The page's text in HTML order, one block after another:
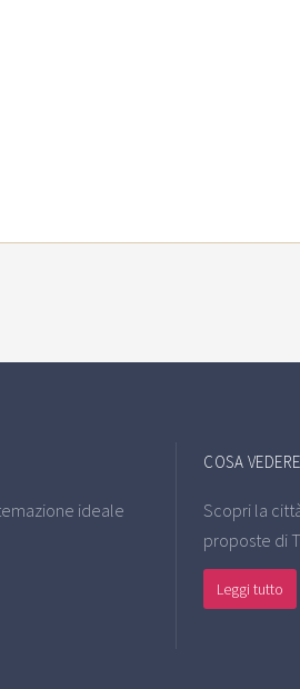
ideale
COSA
Scopri la
proposte di
Leggi tutto